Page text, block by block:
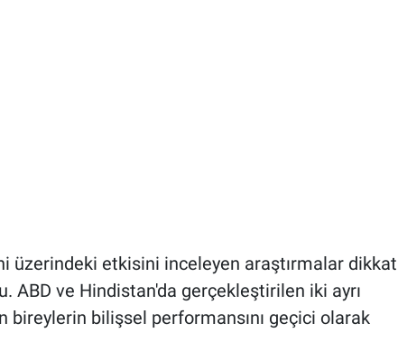
üzerindeki etkisini inceleyen araştırmalar dikkat
ABD ve Hindistan'da gerçekleştirilen iki ayrı
bireylerin bilişsel performansını geçici olarak